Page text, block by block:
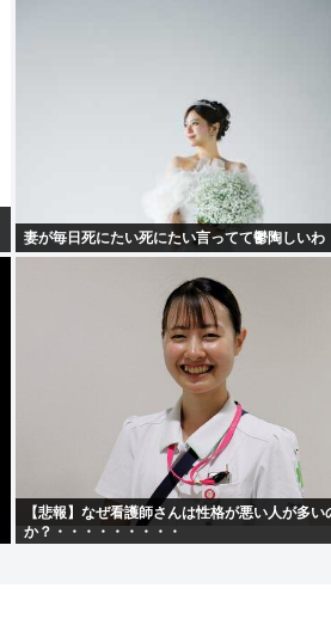
妻が毎日死にたい死にたい言ってて鬱陶しいわ
【悲報】なぜ看護師さんは性格が悪い人が多い
か？・・・・・・・・・